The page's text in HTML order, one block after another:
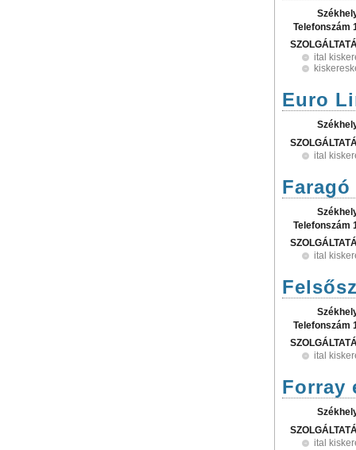
Telefonszám
ital
Euro
ital
Telefonszám
ital
Telefonszám
ital
Forray
ital